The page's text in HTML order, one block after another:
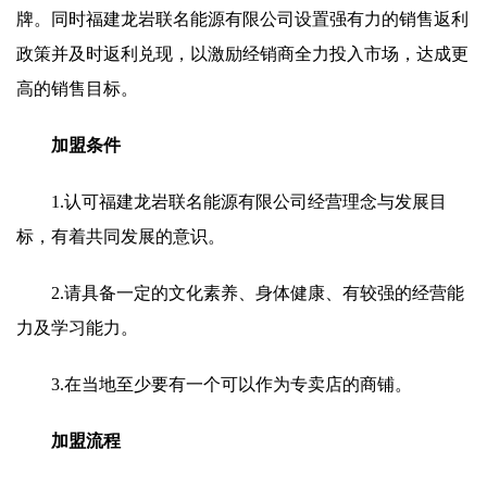
牌。同时福建龙岩联名能源有限公司设置强有力的销售返利
政策并及时返利兑现，以激励经销商全力投入市场，达成更
高的销售目标。
加盟条件
1.认可福建龙岩联名能源有限公司经营理念与发展目
标，有着共同发展的意识。
2.请具备一定的文化素养、身体健康、有较强的经营能
力及学习能力。
3.在当地至少要有一个可以作为专卖店的商铺。
加盟流程